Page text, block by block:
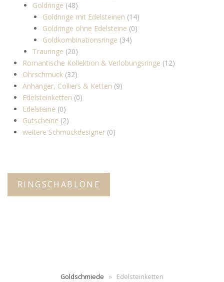
Goldschmiede » Edelsteinketten
Goldringe (48)
Goldringe mit Edelsteinen (14)
Goldringe ohne Edelsteine (0)
Goldkombinationsringe (34)
Trauringe (20)
Romantische Kollektion & Verlobungsringe (12)
Ohrschmuck (32)
Anhänger, Colliers & Ketten (9)
Edelsteinketten (0)
Edelsteine (0)
Gutscheine (2)
weitere Schmuckdesigner (0)
RINGSCHABLONE